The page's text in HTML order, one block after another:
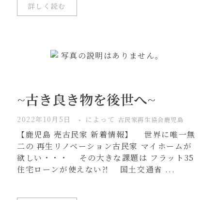
詳しく読む
~古き良き物を後世へ~
2022年10月5日 によって 古民家再生協会鹿児島
【鹿児島 売古民家 新着情報】 世界に唯一無
二の 再生リノベーション古民家 マイホームが
欲しい・・・ その大きな課題は フラット35
住宅ローンが使えない⁈ 国土交通省 ...